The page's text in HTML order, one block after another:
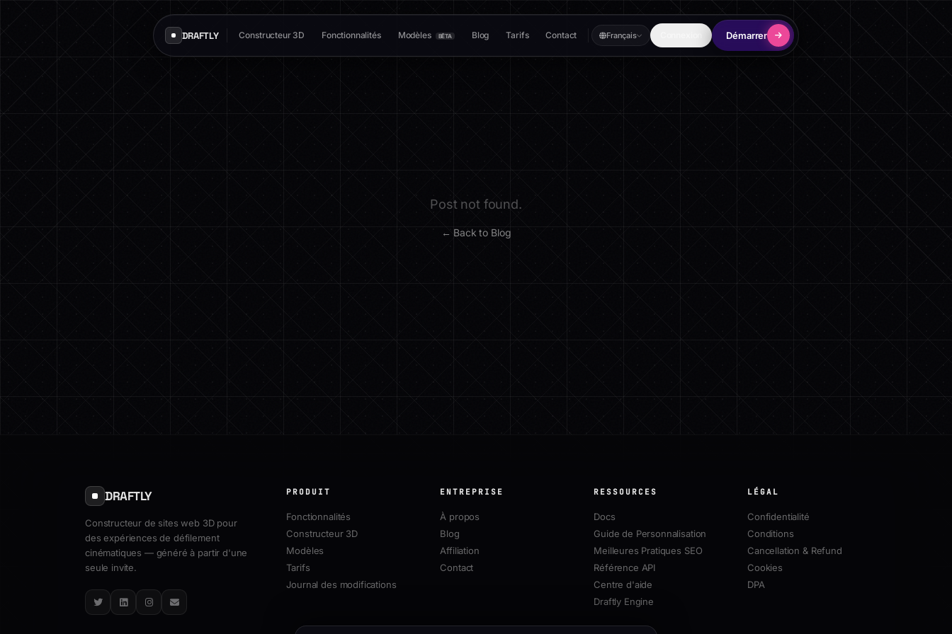
DRAFTLY Constructeur 3D Fonctionnalités Modèles BÊTA Blog Tarifs Contact Français Démarrer
Post not found.
← Back to Blog
DRAFTLY
Constructeur de sites web 3D pour
des expériences de défilement
cinématiques — généré à partir d'une
seule invite.
TwitterLinkedInInstagram
Email
PRODUIT
Fonctionnalités
Constructeur 3D
Modèles
Tarifs
Journal des modifications
ENTREPRISE
À propos
Blog
Affiliation
Contact
RESSOURCES
Docs
Guide de Personnalisation
Meilleures Pratiques SEO
Référence API
Centre d'aide
Draftly Engine
LÉGAL
Confidentialité
Conditions
Cancellation & Refund
Cookies
DPA